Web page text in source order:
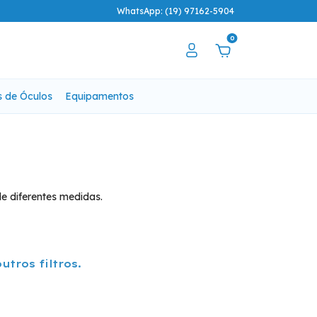
WhatsApp: (19) 97162-5904
0
de Óculos Equipamentos
diferentes medidas.
filtros.